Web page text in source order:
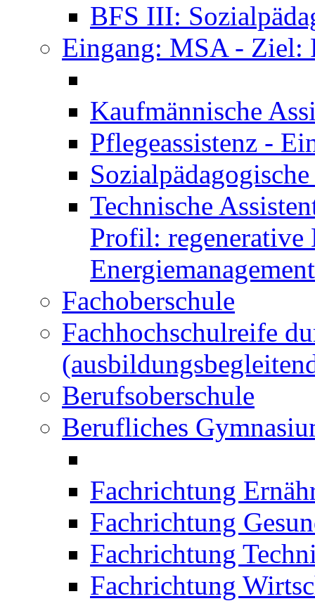
BFS III:
Eingang: MSA - Ziel:
Kaufmännische
Pflegeassistenz -
Technische
Profil: regenerative
Energiemanagement
Fachoberschule
Fachhochschulreife
Berufsoberschule
Berufliches
Fachrichtung
Fachrichtung
Fachrichtung
Fachrichtung